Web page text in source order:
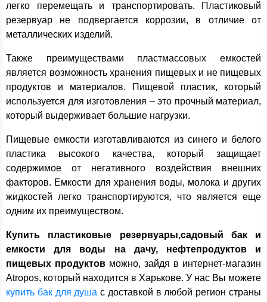
легко перемещать и транспортировать. Пластиковый
резервуар не подвергается коррозии, в отличие от
металлических изделий.
Также преимуществами пластмассовых емкостей
является возможность хранения пищевых и не пищевых
продуктов и материалов. Пищевой пластик, который
используется для изготовления – это прочный материал,
который выдерживает большие нагрузки.
Пищевые емкости изготавливаются из синего и белого
пластика высокого качества, который защищает
содержимое от негативного воздействия внешних
факторов. Емкости для хранения воды, молока и других
жидкостей легко транспортируются, что является еще
одним их преимуществом.
Купить пластиковые резервуары,садовый бак и
емкости для воды на дачу, нефтепродуктов и
пищевых продуктов можно, зайдя в интернет-магазин
Atropos, который находится в Харькове. У нас Вы можете
купить бак для душа с доставкой в любой регион страны